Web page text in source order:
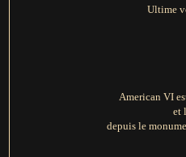
Ultime
American VI
et
depuis le